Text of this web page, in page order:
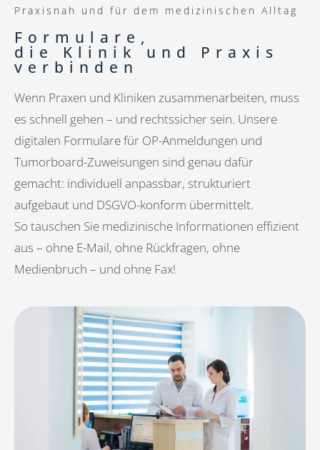
Praxisnah und für dem medizinischen Alltag
Formulare,
die Klinik und Praxis
verbinden
Wenn Praxen und Kliniken zusammenarbeiten, muss
es schnell gehen – und rechtssicher sein. Unsere
digitalen Formulare für OP-Anmeldungen und
Tumorboard-Zuweisungen sind genau dafür
gemacht: individuell anpassbar, strukturiert
aufgebaut und DSGVO-konform übermittelt.
So tauschen Sie medizinische Informationen effizient
aus – ohne E-Mail, ohne Rückfragen, ohne
Medienbruch – und ohne Fax!